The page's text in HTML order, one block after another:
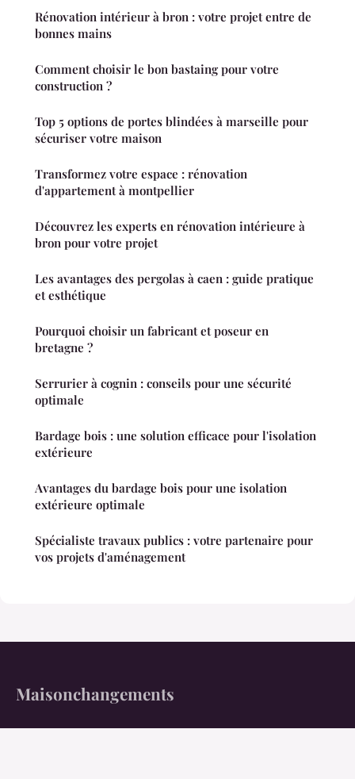
Rénovation intérieur à bron : votre projet entre de
bonnes mains
Comment choisir le bon bastaing pour votre
construction ?
Top 5 options de portes blindées à marseille pour
sécuriser votre maison
Transformez votre espace : rénovation
d'appartement à montpellier
Découvrez les experts en rénovation intérieure à
bron pour votre projet
Les avantages des pergolas à caen : guide pratique
et esthétique
Pourquoi choisir un fabricant et poseur en
bretagne ?
Serrurier à cognin : conseils pour une sécurité
optimale
Bardage bois : une solution efficace pour l'isolation
extérieure
Avantages du bardage bois pour une isolation
extérieure optimale
Spécialiste travaux publics : votre partenaire pour
vos projets d'aménagement
Maisonchangements